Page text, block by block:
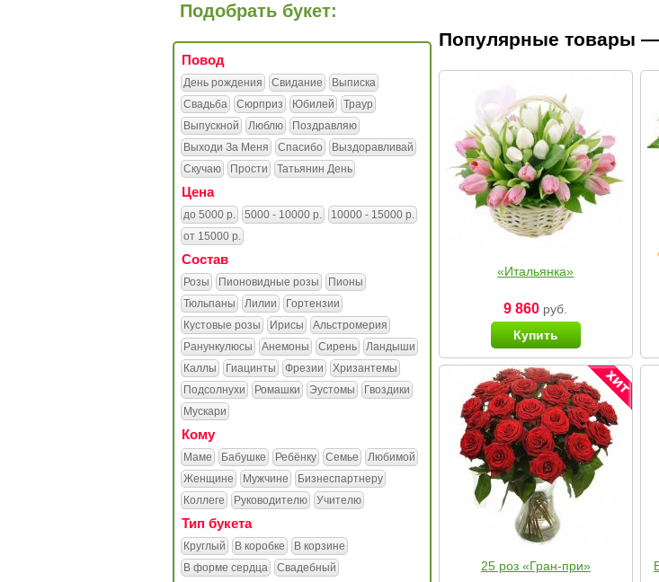
Подобрать букет:
Повод
День рождения Свидание
Выписка
Свадьба
Сюрприз Юбилей
Траур
Выпускной
Люблю
Поздравляю
Выходи За Меня
Спасибо
Выздоравливай
Скучаю
Прости Татьянин День
Цена
до 5000 р. 5000 - 10000 р.
10000 - 15000 р.
от 15000 р.
Состав
Розы Пионовидные розы
Пионы
Тюльпаны
Лилии
Гортензии
Кустовые розы
Ирисы
Альстромерия
Ранункулюсы
Анемоны Сирень
Ландыши
Каллы
Гиацинты Фрезии
Хризантемы
Подсолнухи
Ромашки Эустомы
Гвоздики
Мускари
Кому
Маме Бабушке Ребёнку Семье
Любимой
Женщине
Мужчине
Бизнеспартнеру
Коллеге
Руководителю Учителю
Тип букета
Круглый В коробке
В корзине
В форме сердца
Свадебный
Популярные товары
«Итальянка»
9 860 руб.
Купить
25 роз «Гран-при»